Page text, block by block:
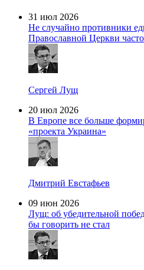
31 июл 2026
Не случайно противники
Православной Церкви
Сергей Лущ
20 июл 2026
В Европе все больше
«проекта Украина»
Дмитрий Евстафьев
09 июн 2026
Лущ: об убедительной
бы говорить не стал